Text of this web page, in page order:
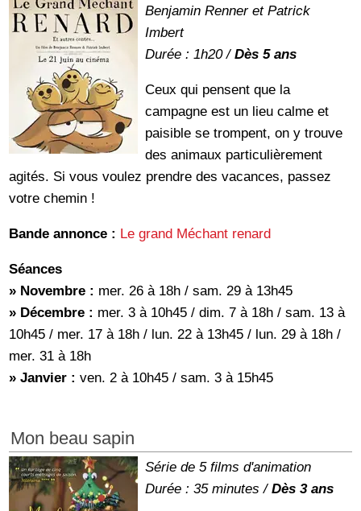
Benjamin Renner et Patrick
Imbert
Durée : 1h20 / Dès 5 ans
Ceux qui pensent que la
campagne est un lieu calme et
paisible se trompent, on y trouve
des animaux particulièrement
agités. Si vous voulez prendre des vacances, passez
votre chemin !
Bande annonce : Le grand Méchant renard
Séances
» Novembre : mer. 26 à 18h / sam. 29 à 13h45
» Décembre : mer. 3 à 10h45 / dim. 7 à 18h / sam. 13 à
10h45 / mer. 17 à 18h / lun. 22 à 13h45 / lun. 29 à 18h /
mer. 31 à 18h
» Janvier :ven. 2 à 10h45 / sam. 3 à 15h45
Mon beau sapin
Série de 5 films d'animation
Durée : 35 minutes / Dès 3 ans